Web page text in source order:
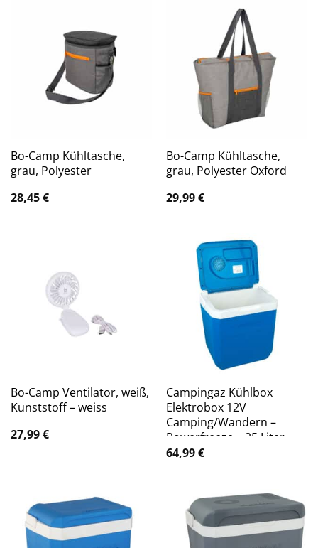
Bo-Camp Kühltasche,
grau, Polyester
28,45€
Bo-Camp Kühltasche,
grau, Polyester Oxford
29,99€
Bo-Camp Ventilator, weiß,
Kunststoff – weiss
27,99€
Campingaz Kühlbox
Elektrobox 12V
Camping/Wandern –
Powerfreeze – 25 Liter
64,99€